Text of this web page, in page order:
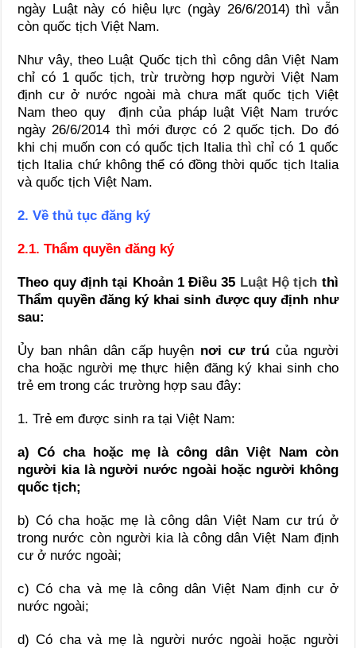
ngày Luật này có hiệu lực (ngày 26/6/2014) thì vẫn
còn quốc tịch Việt Nam.
Như vây, theo Luật Quốc tịch thì công dân Việt Nam
chỉ có 1 quốc tịch, trừ trường hợp người Việt Nam
định cư ở nước ngoài mà chưa mất quốc tịch Việt
Nam theo quy định của pháp luật Việt Nam trước
ngày 26/6/2014 thì mới được có 2 quốc tịch. Do đó
khi chị muốn con có quốc tịch Italia thì chỉ có 1 quốc
tịch Italia chứ không thể có đồng thời quốc tịch Italia
và quốc tịch Việt Nam.
2. Về thủ tục đăng ký
2.1. Thẩm quyền đăng ký
Theo quy định tại Khoản 1 Điều 35 Luật Hộ tịch thì
Thẩm quyền đăng ký khai sinh được quy định như
sau:
Ủy ban nhân dân cấp huyện nơi cư trú của người
cha hoặc người mẹ thực hiện đăng ký khai sinh cho
trẻ em trong các trường hợp sau đây:
1. Trẻ em được sinh ra tại Việt Nam:
a) Có cha hoặc mẹ là công dân Việt Nam còn
người kia là người nước ngoài hoặc người không
quốc tịch;
b) Có cha hoặc mẹ là công dân Việt Nam cư trú ở
trong nước còn người kia là công dân Việt Nam định
cư ở nước ngoài;
c) Có cha và mẹ là công dân Việt Nam định cư ở
nước ngoài;
d) Có cha và mẹ là người nước ngoài hoặc người